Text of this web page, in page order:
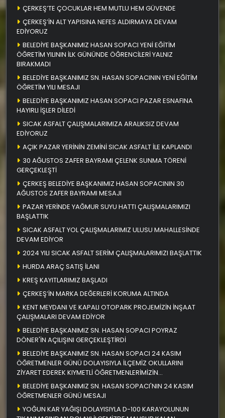
ÇERKEŞ’TE ÇOCUKLAR HEM MUTLU HEM GÜVENDE
ÇERKEŞ’İN ALT YAPISINA NEFES ALDIRMAYA DEVAM
EDİYORUZ
BELEDİYE BAŞKANIMIZ HASAN SOPACI YENİ EĞİTİM
ÖĞRETİM YILININ İLK GÜNÜNDE ÖĞRENCİLERİ YALNIZ
BIRAKMADI
BELEDİYE BAŞKANIMIZ SN. HASAN SOPACININ YENİ EĞİTİM
ÖĞRETİM YILI MESAJI
BELEDİYE BAŞKANIMIZ HASAN SOPACI PAZAR ESNAFINA
HAYIRLI İŞLER DİLEDİ
SICAK ASFALT ÇALIŞMALARIMIZA ARALIKSIZ DEVAM
EDİYORUZ
AÇIK PAZAR YERİNİN ZEMİNİ SICAK ASFALT İLE KAPLANDI
30 AĞUSTOS ZAFER BAYRAMI ÇELENK SUNMA TÖRENİ
GERÇEKLEŞTİ
ÇERKEŞ BELEDİYE BAŞKANIMIZ HASAN SOPACININ 30
AĞUSTOS ZAFER BAYRAMI MESAJI
PAZAR YERİNDE YAĞMUR SUYU HATTI ÇALIŞMALARIMIZI
BAŞLATTIK
SICAK ASFALT YOL ÇALIŞMALARIMIZ ULUSU MAHALLESİNDE
DEVAM EDİYOR
2024 YILI SICAK ASFALT SERİM ÇALIŞMALARIMIZI BAŞLATTIK
HURDA ARAÇ SATIŞ İLANI
KREŞ KAYITLARIMIZ BAŞLADI
ÇERKEŞ’İN MARKA DEĞERLERİ KORUMA ALTINDA
KENT MEYDANI VE KAPALI OTOPARK PROJEMİZİN İNŞAAT
ÇALIŞMALARI DEVAM EDİYOR
BELEDİYE BAŞKANIMIZ SN. HASAN SOPACI POYRAZ
DÖNER'İN AÇILIŞINI GERÇEKLEŞTİRDİ
BELEDİYE BAŞKANIMIZ SN. HASAN SOPACI 24 KASIM
ÖĞRETMENLER GÜNÜ DOLAYISIYLA İLÇEMİZ OKULLARINI
ZİYARET EDEREK KIYMETLİ ÖĞRETMENLERİMİZİN
ÖĞRETMENLER GÜNÜNÜ KUTLADI
BELEDİYE BAŞKANIMIZ SN. HASAN SOPACI'NIN 24 KASIM
ÖĞRETMENLER GÜNÜ MESAJI
YOĞUN KAR YAĞIŞI DOLAYISIYLA D-100 KARAYOLUNUN